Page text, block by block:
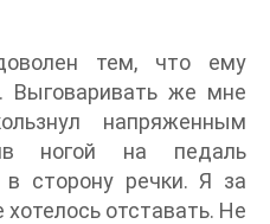
тем, что ему
Выговаривать же мне
напряженным
ногой на педаль
в сторону речки. Я за
отставать. Не